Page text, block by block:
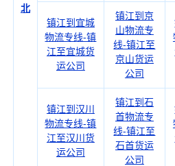
北
镇江到宜城
物流专线-镇
江至宜城货
运公司
镇江到京
山物流专
线-镇江至
京山货运
公司
镇江到汉川
物流专线-镇
江至汉川货
运公司
镇江到石
首物流专
线-镇江至
石首货运
公司